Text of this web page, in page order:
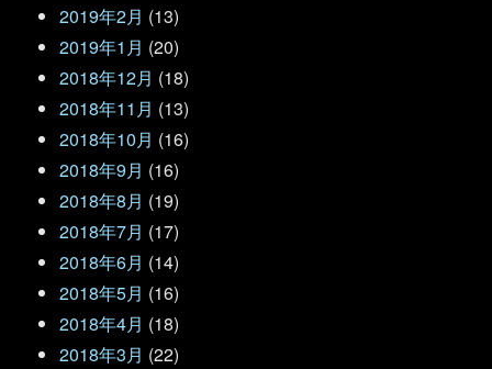
2019年2月 (13)
2019年1月 (20)
2018年12月 (18)
2018年11月 (13)
2018年10月 (16)
2018年9月 (16)
2018年8月 (19)
2018年7月 (17)
2018年6月 (14)
2018年5月 (16)
2018年4月 (18)
2018年3月 (22)